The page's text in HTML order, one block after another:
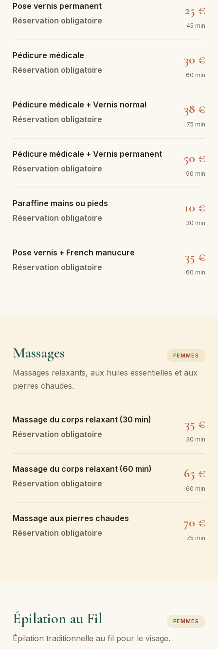
Pose vernis permanent
Réservation obligatoire
25 €
45 min
Pédicure médicale
Réservation obligatoire
30 €
60 min
Pédicure médicale + Vernis normal
Réservation obligatoire
38 €
75 min
Pédicure médicale + Vernis permanent
Réservation obligatoire
50 €
90 min
Paraffine mains ou pieds
Réservation obligatoire
10 €
30 min
Pose vernis + French manucure
Réservation obligatoire
35 €
60 min
Massages FEMMES
Massages relaxants, aux huiles essentielles et aux
pierres chaudes.
Massage du corps relaxant (30 min)
Réservation obligatoire
35 €
30 min
Massage du corps relaxant (60 min)
Réservation obligatoire
65 €
60 min
Massage aux pierres chaudes
Réservation obligatoire
70 €
75 min
Épilation au Fil FEMMES
Épilation traditionnelle au fil pour le visage.